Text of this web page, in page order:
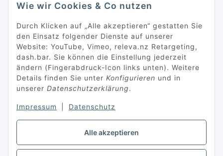
Alle akzeptieren
Wie wir Cookies & Co nutzen
Durch Klicken auf „Alle akzeptieren“ gestatten Sie
den Einsatz folgender Dienste auf unserer
Website: YouTube, Vimeo, releva.nz Retargeting,
dash.bar. Sie können die Einstellung jederzeit
ändern (Fingerabdruck-Icon links unten). Weitere
Details finden Sie unter Konfigurieren und in
unserer Datenschutzerklärung.
Impressum Datenschutz